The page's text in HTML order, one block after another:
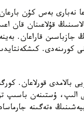
نەبارى بەس كۇن
قۇلاعىنان قان
جازباسىن قاراعان.
كورىنەدى.
قورلاعان.
الىپ، ۇستىنەن باسىپ
ەتەگىنە